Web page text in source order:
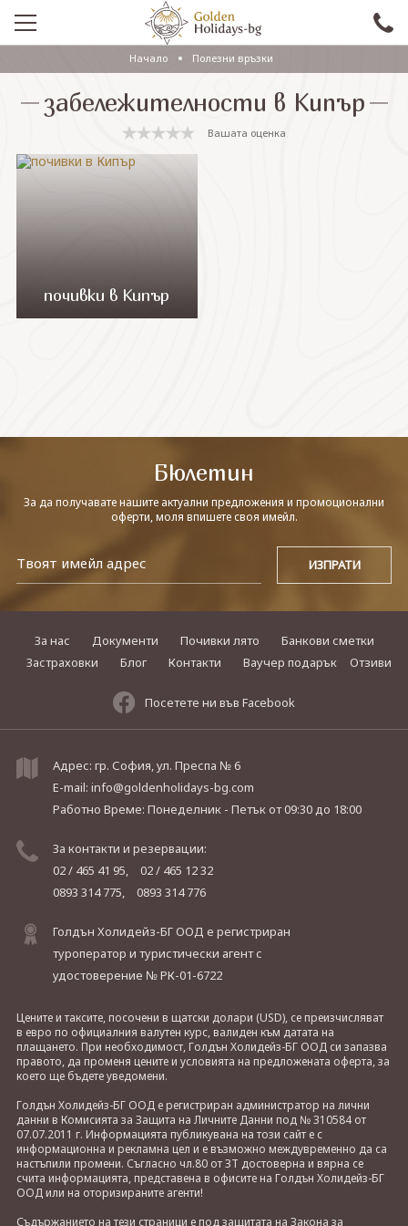
ПРОМО
EКСКУРЗИИ СЪС САМОЛЕТ
ЕКЗОТИКА
Начало Полезни връзки
забележителности в Кипър
Вашата оценка
почивки в Кипър
Бюлетин
За да получавате нашите актуални предложения и промоционални
оферти, моля впишете своя имейл.
За нас Документи Почивки лято
Банкови сметки
Застраховки
Блог Контакти Ваучер подарък Отзиви
Посетете ни във Facebook
Адрес: гр. София, ул. Преспа № 6
E-mail: info@goldenholidays-bg.com
Работно Време: Понеделник - Петъкот 09:30 до 18:00
За контакти и резервации:
02 / 465 41 95,
02 / 465 12 32
0893 314 775,
0893 314 776
Голдън Холидейз-БГ ООД е регистриран
туроператор и туристически агент с
удостоверение № РК-01-6722
Цените и таксите, посочени в щатски долари (USD), се преизчисляват
в евро по официалния валутен курс, валиден към датата на
плащането. При необходимост, Голдън Холидейз-БГ ООД си запазва
правото, да променя цените и условията на предложената оферта, за
което ще бъдете уведомени.
Голдън Холидейз-БГ ООД е регистриран администратор на лични
данни в Комисията за Защита на Личните Данни под № 310584 от
07.07.2011 г. Информацията публикувана на този сайт е с
информационна и рекламна цел и е възможно междувременно да са
настъпили промени. Съгласно чл.80 от ЗТ достоверна и вярна се
счита информацията, представена в офисите на Голдън Холидейз-БГ
ООД или на оторизираните агенти!
Съдържанието на тези страници е под защитата на Закона за